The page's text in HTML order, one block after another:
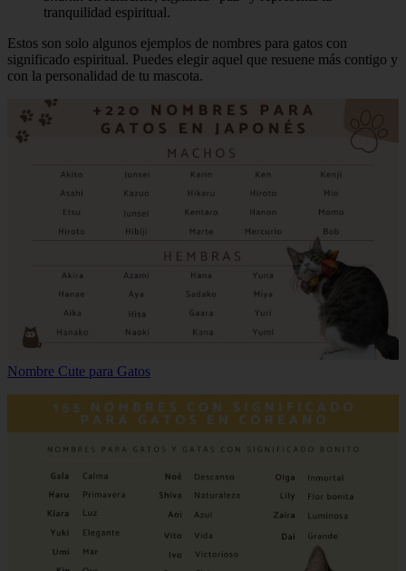
tranquilidad espiritual.
Estos son solo algunos ejemplos de nombres para gatos con
significado espiritual. Puedes elegir aquel que resuene más contigo y
con la personalidad de tu mascota.
Nombre Cute para Gatos